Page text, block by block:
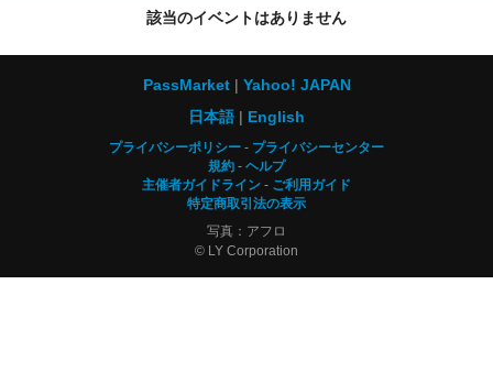
該当のイベントはありません
PassMarket
Yahoo! JAPAN
日本語
English
プライバシーポリシー
プライバシーセンター
規約
ヘルプ
主催者ガイドライン
ご利用ガイド
特定商取引法の表示
写真：アフロ
© LY Corporation